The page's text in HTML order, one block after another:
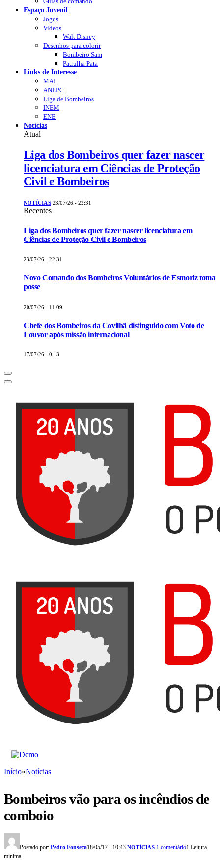
Espaço Juvenil
Jogos
Videos
Walt Disney
Desenhos para colorir
Bombeiro Sam
Patrulha Pata
Links de Interesse
MAI
ANEPC
Liga de Bombeiros
INEM
ENB
Notícias
Atual
Liga dos Bombeiros quer fazer nascer
licenciatura em Ciências de Proteção
Civil e Bombeiros
NOTÍCIAS 23/07/26 - 22:31
Recentes
Liga dos Bombeiros quer fazer nascer licenciatura em
Ciências de Proteção Civil e Bombeiros
23/07/26 - 22:31
Novo Comando dos Bombeiros Voluntários de Esmoriz toma
posse
20/07/26 - 11:09
Chefe dos Bombeiros da Covilhã distinguido com Voto de
Louvor após missão internacional
17/07/26 - 0:13
Início»Notícias
Bombeiros vão para os incêndios de
comboio
Postado por: Pedro Fonseca18/05/17 - 10:43 NOTÍCIAS 1 comentário1 Leitura
mínima